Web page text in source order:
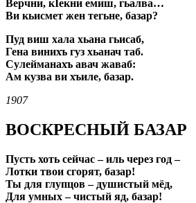
Верчни, кIекни емиш, гьалва…
Ви кьисмет жен тегьне, базар?
Пуд виш хала хьана гьисаб,
Гена винихъ гуз хьанач таб.
Сулейманахъ авач жаваб:
Ам кузва ви хъиле, базар.
1907
ВОСКРЕСНЫЙ БАЗАР
Пусть хоть сейчас – иль через год –
Лотки твои сгорят, базар!
Ты для глупцов – душистый мёд,
Для умных – чистый яд, базар!